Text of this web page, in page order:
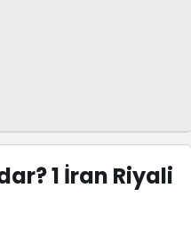
1 İran Riyali